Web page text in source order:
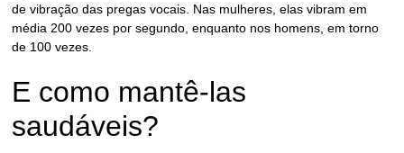
de vibração das pregas vocais. Nas mulheres, elas vibram em
média 200 vezes por segundo, enquanto nos homens, em torno
de 100 vezes.
E como mantê-las
saudáveis?